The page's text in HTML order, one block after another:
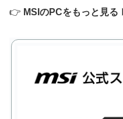
👉 MSIのPCをもっと見る